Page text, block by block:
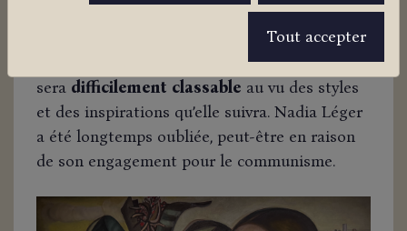
épouse Fernand Léger, en 1952. Elle signe un
, en 1956. Nadia
dans l’ombre de Fernand Légeret
sera difficilement classable au vu des styles
et des inspirations qu’elle suivra. Nadia Léger
a été longtemps oubliée, peut-être en raison
de son engagement pour le communisme.
Tout accepter